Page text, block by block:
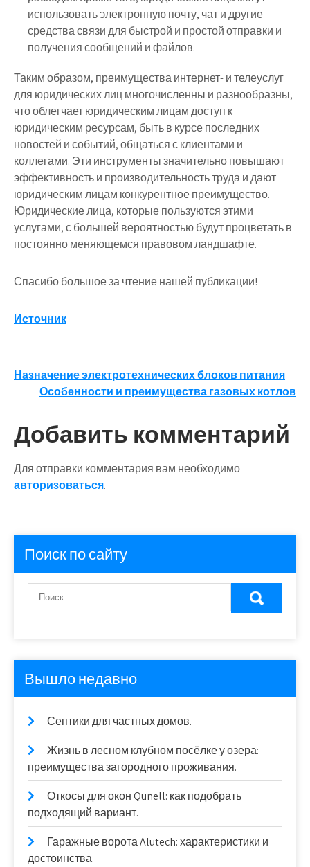
использовать электронную почту, чат и другие
средства связи для быстрой и простой отправки и
получения сообщений и файлов.
Таким образом, преимущества интернет- и телеуслуг
для юридических лиц многочисленны и разнообразны,
что облегчает юридическим лицам доступ к
юридическим ресурсам, быть в курсе последних
новостей и событий, общаться с клиентами и
коллегами. Эти инструменты значительно повышают
эффективность и производительность труда и дают
юридическим лицам конкурентное преимущество.
Юридические лица, которые пользуются этими
услугами, с большей вероятностью будут процветать в
постоянно меняющемся правовом ландшафте.
Спасибо большое за чтение нашей публикации!
Источник
Навигация
по
записям
Назначение электротехнических блоков питания
Особенности и преимущества газовых котлов
Добавить комментарий
Для отправки комментария вам необходимо
авторизоваться.
Поиск по сайту
Вышло недавно
Септики для частных домов.
Жизнь в лесном клубном посёлке у озера:
преимущества загородного проживания.
Откосы для окон Qunell: как подобрать
подходящий вариант.
Гаражные ворота Alutech: характеристики и
достоинства.